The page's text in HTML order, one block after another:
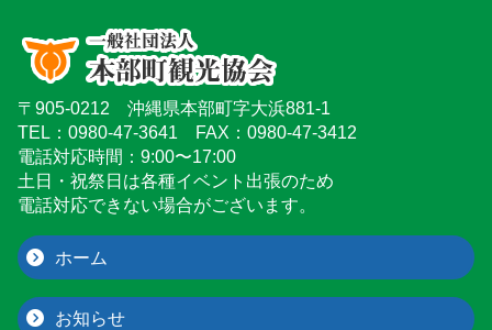
〒905-0212 沖縄県本部町字大浜881-1
TEL：0980-47-3641 FAX：0980-47-3412
電話対応時間：9:00〜17:00
土日・祝祭日は各種イベント出張のため
電話対応できない場合がございます。
ホーム
お知らせ